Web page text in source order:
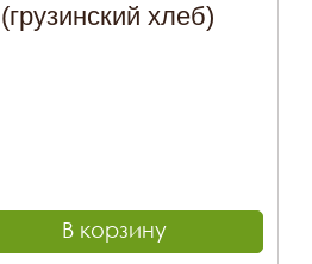
хлеб)
В корзину